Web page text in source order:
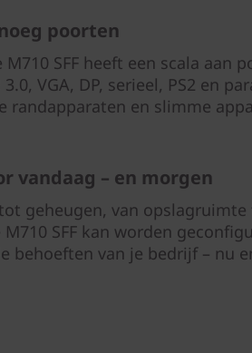
poorten
M710 SFF heeft een scala aan
VGA, DP, serieel, PS2 en
randapparaten en slimme
vandaag – en morgen
geheugen, van
SFF kan worden
behoeften van je bedrijf – nu